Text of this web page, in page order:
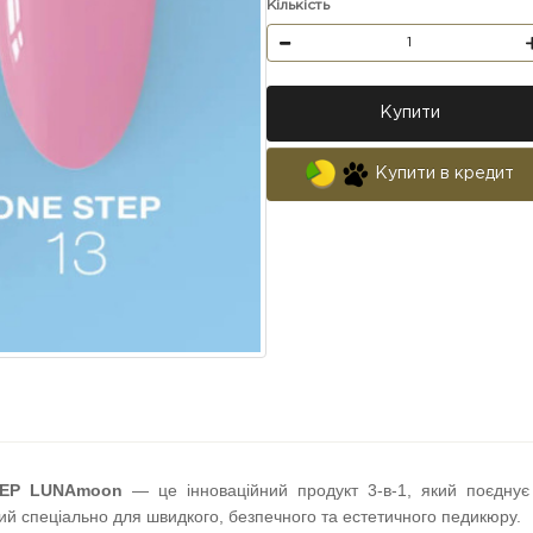
Кількість
Купити
Купити в кредит
LUNAmoon — це інноваційний продукт 3-в-1, який
спеціально для швидкого, безпечного та естетичного педикюру.